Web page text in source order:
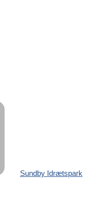
Sundby Idrætspark